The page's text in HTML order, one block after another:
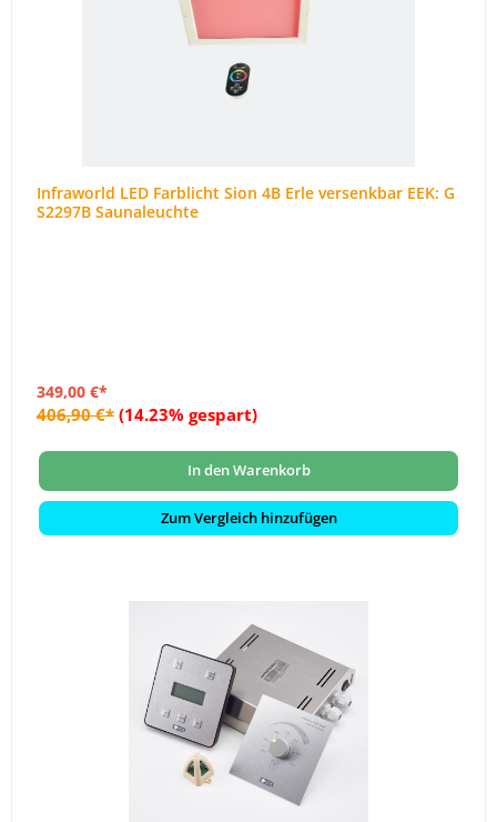
Infraworld LED Farblicht Sion 4B Erle versenkbar EEK: G
S2297B Saunaleuchte
349,00 €*
406,90 €* (14.23% gespart)
In den Warenkorb
Zum Vergleich hinzufügen